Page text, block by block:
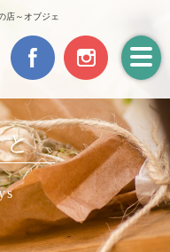
店～オブジェ
と